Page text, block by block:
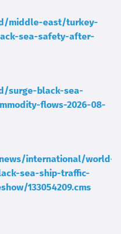
middle-east/turkey-
sea-safety-after-
surge-black-sea-
flows-2026-08-
international/world-
sea-ship-traffic-
133054209.cms